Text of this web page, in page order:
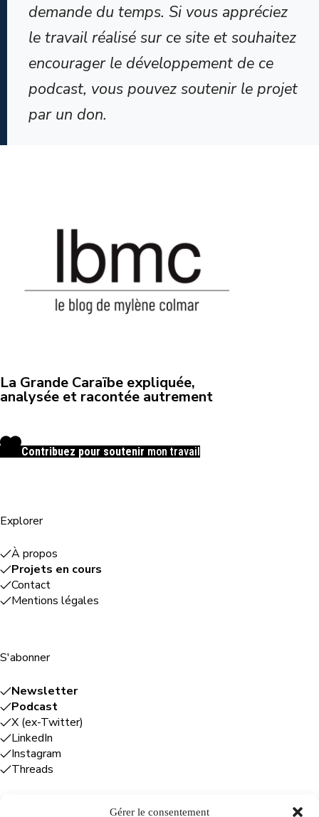
Gérer le consentement
demande du temps. Si vous appréciez
le travail réalisé sur ce site et souhaitez
encourager le développement de ce
podcast, vous pouvez soutenir le projet
par un don.
La Grande Caraïbe expliquée,
analysée et racontée autrement
Contribuez pour soutenir mon travail
Explorer
À propos
Projets en cours
Contact
Mentions légales
S'abonner
Newsletter
Podcast
X (ex-Twitter)
LinkedIn
Instagram
Threads